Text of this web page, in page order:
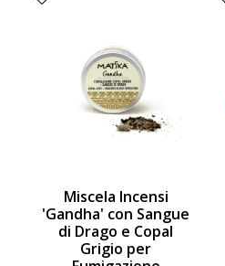
Miscela Incensi
'Gandha' con Sangue
di Drago e Copal
Grigio per